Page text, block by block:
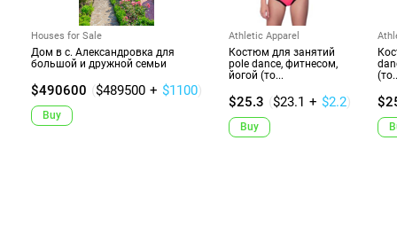
Houses for Sale
Дом в с. Александровка для
большой и дружной семьи
$490600 ($489500 + $1100)
Buy
Athletic Apparel
Костюм для занятий
pole dance, фитнесом,
йогой (то...
$25.3 ($23.1 + $2.2)
Buy